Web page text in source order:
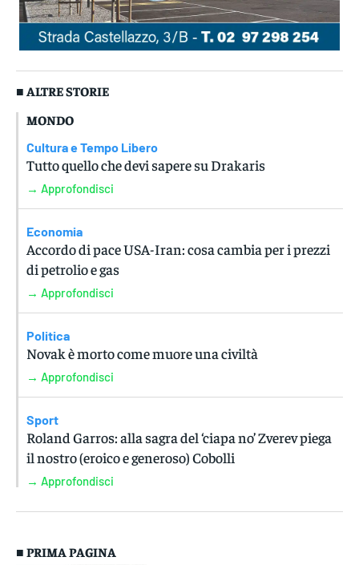
■ ALTRE STORIE
MONDO
Cultura e Tempo Libero
Tutto quello che devi sapere su Drakaris
→ Approfondisci
Economia
Accordo di pace USA-Iran: cosa cambia per i prezzi
di petrolio e gas
→ Approfondisci
Politica
Novak è morto come muore una civiltà
→ Approfondisci
Sport
Roland Garros: alla sagra del ‘ciapa no’ Zverev piega
il nostro (eroico e generoso) Cobolli
→ Approfondisci
■ PRIMA PAGINA